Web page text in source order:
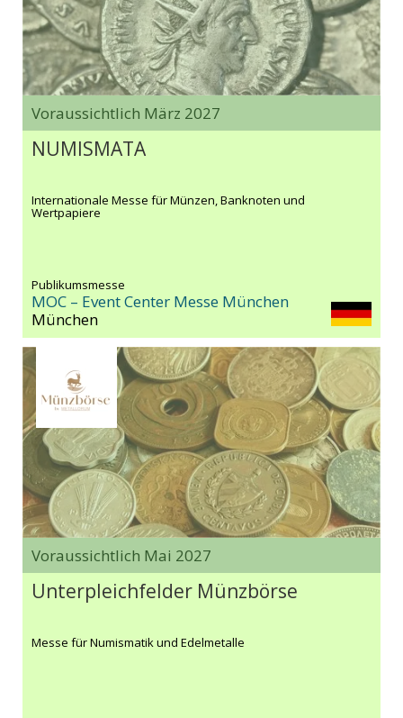
Voraussichtlich März 2027
NUMISMATA
Internationale Messe für Münzen, Banknoten und
Wertpapiere
Publikumsmesse
MOC – Event Center Messe München
München
Voraussichtlich Mai 2027
Unterpleichfelder Münzbörse
Messe für Numismatik und Edelmetalle